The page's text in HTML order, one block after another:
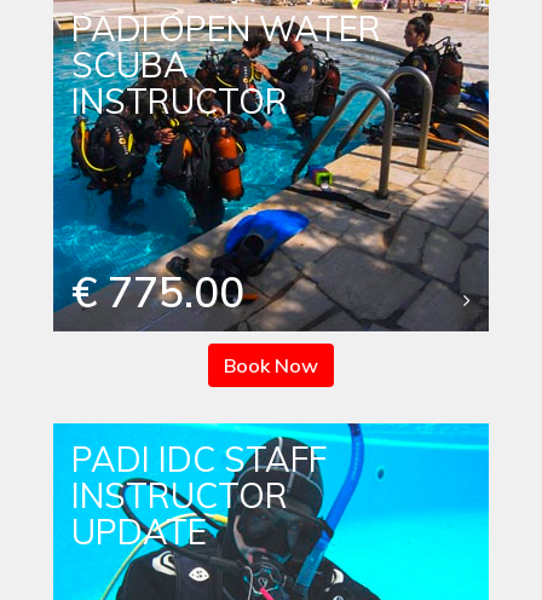
PADI OPEN WATER
SCUBA
INSTRUCTOR
€ 775.00
Book Now
PADI IDC STAFF
INSTRUCTOR
UPDATE